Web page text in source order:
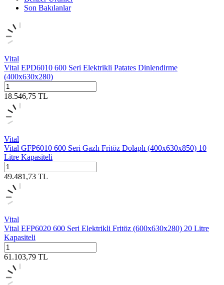
Son Bakılanlar
Vital
Vital EPD6010 600 Seri Elektrikli Patates Dinlendirme
(400x630x280)
18.546,75 TL
Vital
Vital GFP6010 600 Seri Gazlı Fritöz Dolaplı (400x630x850) 10
Litre Kapasiteli
49.481,73 TL
Vital
Vital EFP6020 600 Seri Elektrikli Fritöz (600x630x280) 20 Litre
Kapasiteli
61.103,79 TL